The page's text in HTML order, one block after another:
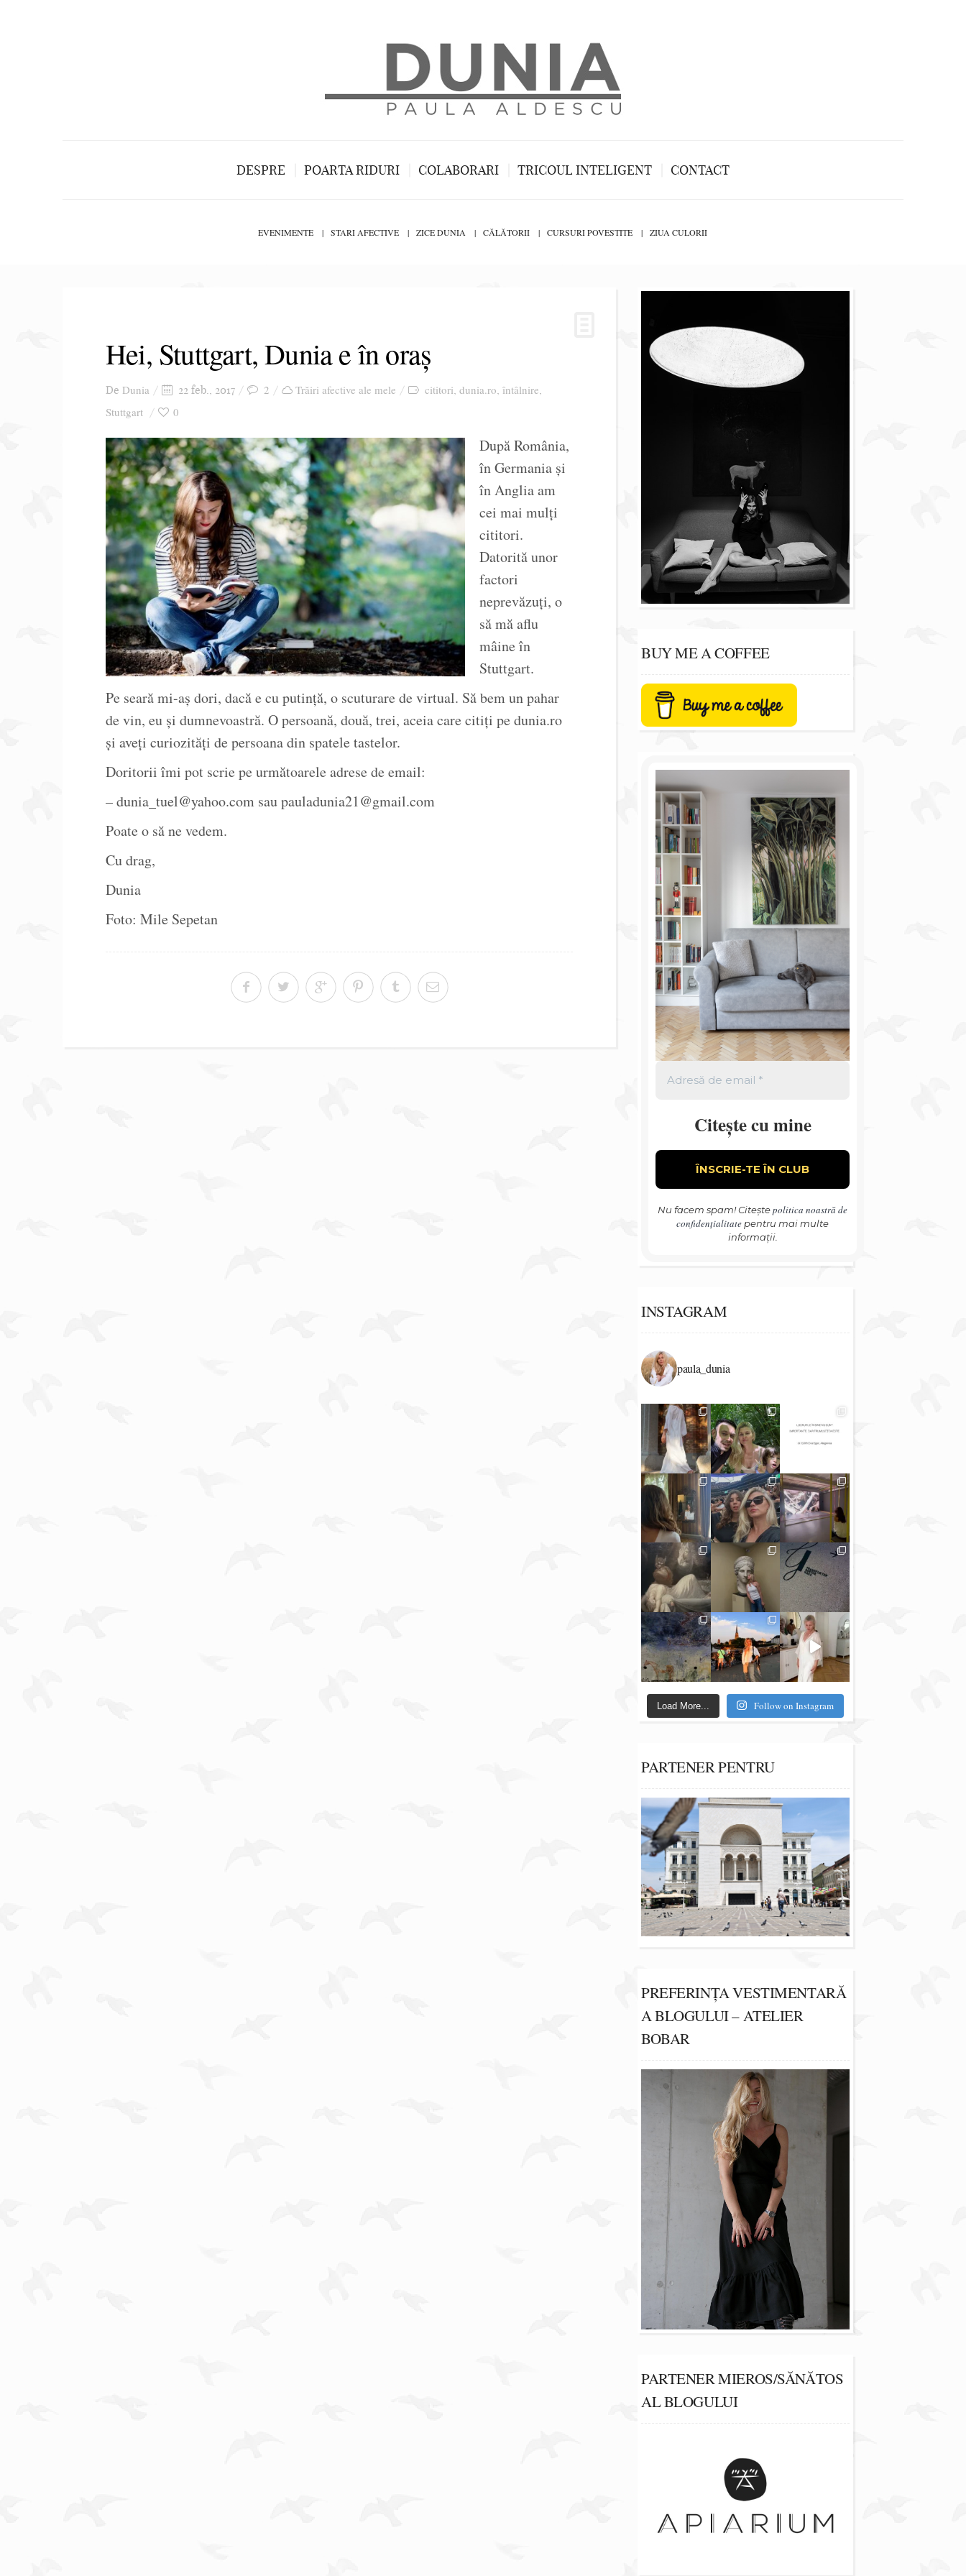
DESPRE POARTA RIDURI COLABORARI TRICOUL INTELIGENT CONTACT
EVENIMENTE STARI AFECTIVE ZICE DUNIA CĂLĂTORII CURSURI POVESTITE ZIUA CULORII
Hei, Stuttgart, Dunia e în oraș
De Dunia 22 feb., 2017 2 Trăiri afective ale mele cititori, dunia.ro, întâlnire,
Stuttgart 0
După România,
în Germania și
în Anglia am
cei mai mulți
cititori.
Datorită unor
factori
neprevăzuți, o
să mă aflu
mâine în
Stuttgart.
Pe seară mi-aș dori, dacă e cu putință, o scuturare de virtual. Să bem un pahar
de vin, eu și dumnevoastră. O persoană, două, trei, aceia care citiți pe dunia.ro
și aveți curiozități de persoana din spatele tastelor.
Doritorii îmi pot scrie pe următoarele adrese de email:
– dunia_tuel@yahoo.com sau pauladunia21@gmail.com
Poate o să ne vedem.
Cu drag,
Dunia
Foto: Mile Sepetan
BUY ME A COFFEE
Citește cu mine
Nu facem spam! Citeștepolitica noastră de
confidențialitate pentru mai multe
informații.
INSTAGRAM
paula_dunia
Load More... Follow on Instagram
PARTENER PENTRU
PREFERINȚA VESTIMENTARĂ
A BLOGULUI – ATELIER
BOBAR
PARTENER MIEROS/SĂNĂTOS
AL BLOGULUI